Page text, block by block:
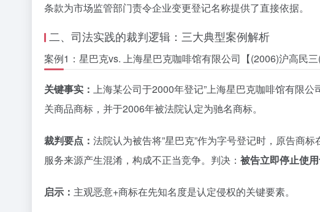
条款为市场监管部门责令企业变更登记名称提供了直接依据。
二、司法实践的裁判逻辑：三大典型案例解析
案例1：星巴克vs. 上海星巴克咖啡馆有限公司【(2006)沪高民三
关键事实： 上海某公司于2000年登记”上海星巴克咖啡馆有限
关商品商标，并于2006年被法院认定为驰名商标。
裁判要点： 法院认为被告将”星巴克”作为字号登记时，原告商
服务来源产生混淆，构成不正当竞争。判决： 被告立即停止使
启示： 主观恶意+商标在先知名度是认定侵权的关键要素。